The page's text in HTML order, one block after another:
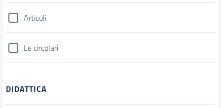
Articoli
Le circolari
DIDATTICA